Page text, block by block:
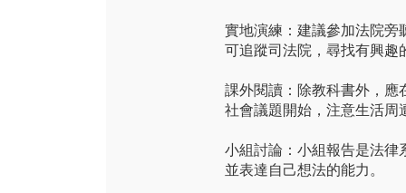
實地演練：建議參加法院旁
可追蹤司法院，尋找有興趣
課外閱讀：除教科書外，應
社會議題開始，注意生活周
小組討論：小組報告是法律
並表達自己想法的能力。